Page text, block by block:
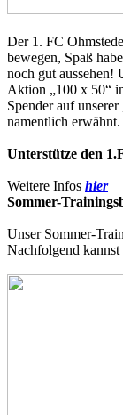
Der 1. FC
bewegen, Spaß
noch gut aussehen!
Aktion „100 x 50“
Spender auf
namentlich erwähnt.
Unterstütze den
Weitere Infos hier
Sommer-
Unser Sommer-
Nachfolgend kannst